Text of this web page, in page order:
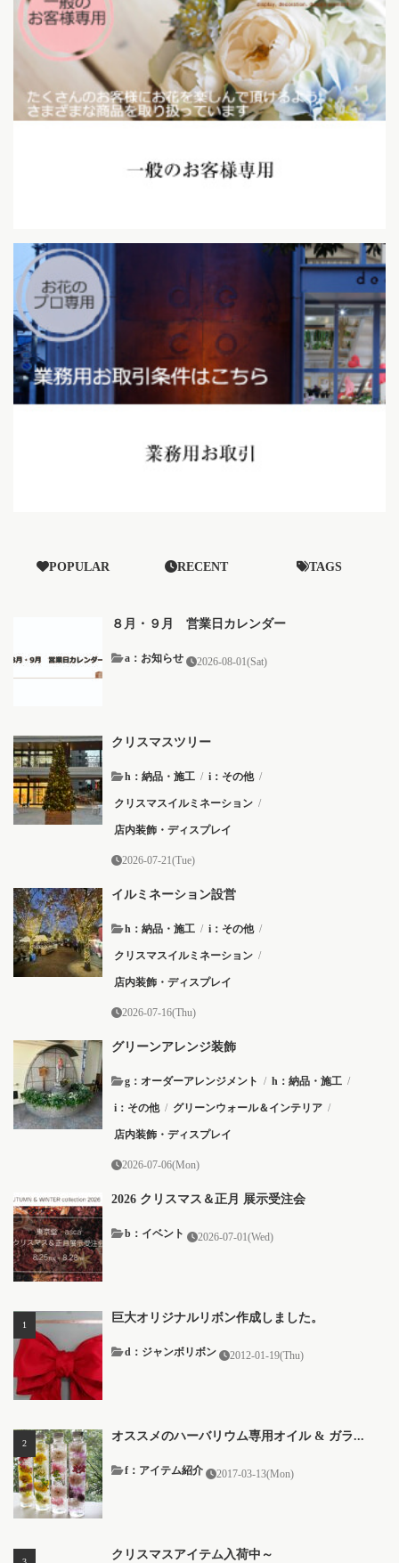
POPULAR RECENT TAGS
８月・９月 営業日カレンダー
a：お知らせ 2026-08-01(Sat)
クリスマスツリー
h：納品・施工 / i：その他 /
クリスマスイルミネーション /
店内装飾・ディスプレイ
2026-07-21(Tue)
イルミネーション設営
h：納品・施工 / i：その他 /
クリスマスイルミネーション /
店内装飾・ディスプレイ
2026-07-16(Thu)
グリーンアレンジ装飾
g：オーダーアレンジメント / h：納品・施工 /
i：その他 / グリーンウォール＆インテリア /
店内装飾・ディスプレイ
2026-07-06(Mon)
2026 クリスマス＆正月 展示受注会
b：イベント 2026-07-01(Wed)
巨大オリジナルリボン作成しました。
2012-01-19(Thu)
d：ジャンボリボン
オススメのハーバリウム専用オイル & ガラ...
2017-03-13(Mon)
f：アイテム紹介
クリスマスアイテム入荷中～